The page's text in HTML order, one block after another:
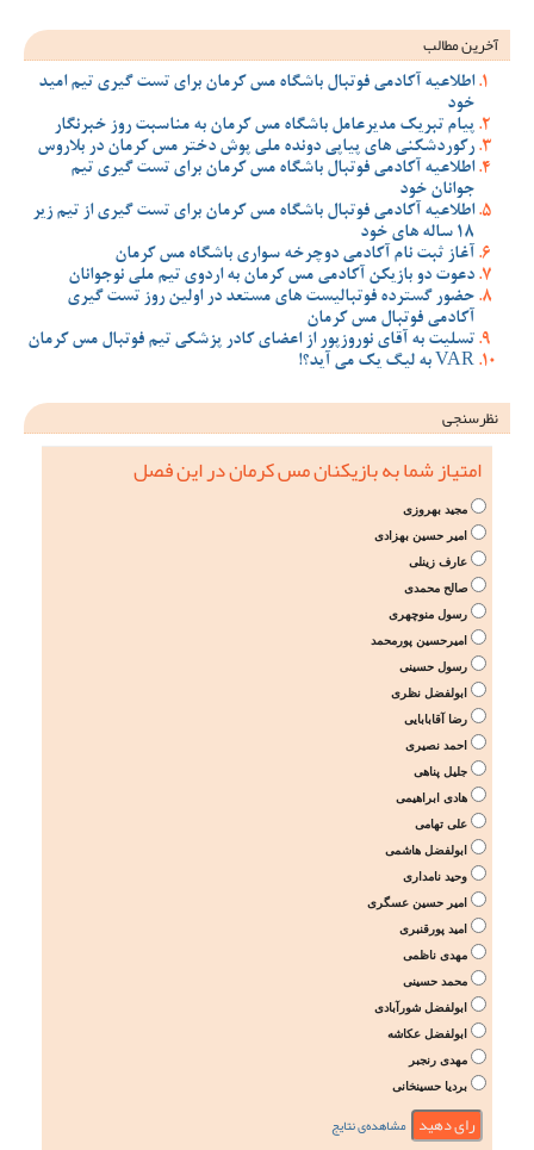
آخرین مطالب
اطلاعیه آکادمی فوتبال باشگاه مس کرمان برای تست گیری تیم امید
خود
پیام تبریک مدیرعامل باشگاه مس کرمان به مناسبت روز خبرنگار
رکوردشکنی های پیاپی دونده ملی پوش دختر مس کرمان در بلاروس
اطلاعیه آکادمی فوتبال باشگاه مس کرمان برای تست گیری تیم
جوانان خود
اطلاعیه آکادمی فوتبال باشگاه مس کرمان برای تست گیری از تیم زیر
18 ساله های خود
آغاز ثبت نام آکادمی دوچرخه سواری باشگاه مس کرمان
دعوت دو بازیکن آکادمی مس کرمان به اردوی تیم ملی نوجوانان
حضور گسترده فوتبالیست های مستعد در اولین روز تست گیری
آکادمی فوتبال مس کرمان
تسلیت به آقای نوروزپور از اعضای کادر پزشکی تیم فوتبال مس کرمان
VAR به لیگ یک می آید؟!
نظرسنجی
امتیاز شما به بازیکنان مس کرمان در این فصل
مجید بهروزی
امیر حسین بهزادی
عارف زینلی
صالح محمدی
رسول منوچهری
امیرحسین پورمحمد
رسول حسینی
ابولفضل نظری
رضا آقابابایی
احمد نصیری
جلیل پناهی
هادی ابراهیمی
علی تهامی
ابولفضل هاشمی
وحید نامداری
امیر حسین عسگری
امید پورقنبری
مهدی ناظمی
محمد حسینی
ابولفضل شورآبادی
ابولفضل عکاشه
مهدی رنجبر
بردیا حسینخانی
مشاهده‌ی نتایج